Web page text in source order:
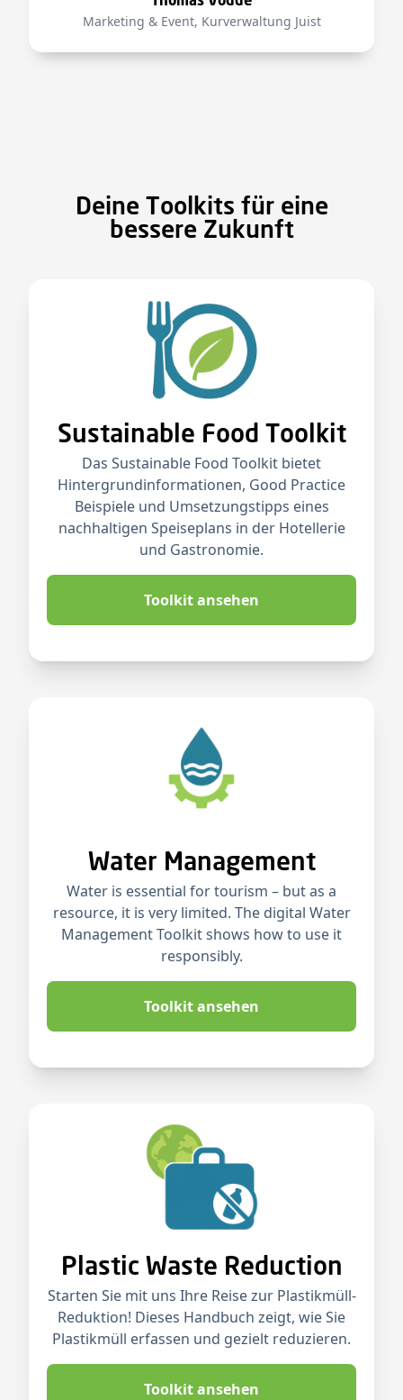
Marketing & Event, Kurverwaltung Juist
Deine Toolkits für eine
bessere Zukunft
Sustainable Food Toolkit
Das Sustainable Food Toolkit bietet
Hintergrundinformationen, Good Practice
Beispiele und Umsetzungstipps eines
nachhaltigen Speiseplans in der Hotellerie
und Gastronomie.
Toolkit ansehen
Water Management
Water is essential for tourism – but as a
resource, it is very limited. The digital Water
Management Toolkit shows how to use it
responsibly.
Toolkit ansehen
Plastic Waste Reduction
Starten Sie mit uns Ihre Reise zur Plastikmüll-
Reduktion! Dieses Handbuch zeigt, wie Sie
Plastikmüll erfassen und gezielt reduzieren.
Toolkit ansehen